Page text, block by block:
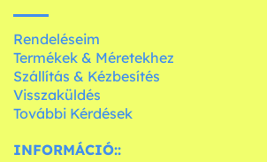
Rendeléseim
Termékek & Méretekhez
Szállítás & Kézbesítés
Visszaküldés
További Kérdések
INFORMÁCIÓ::